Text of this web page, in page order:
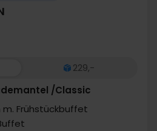
229,-
/Classic
Frühstückbuffet